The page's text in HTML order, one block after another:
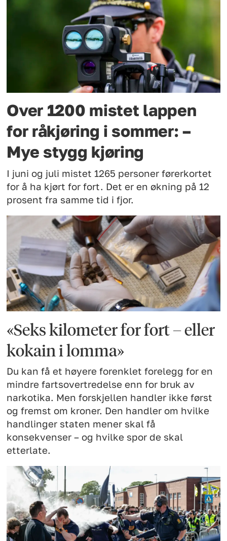
Over 1200 mistet lappen
for råkjøring i sommer: –
Mye stygg kjøring
I juni og juli mistet 1265 personer førerkortet
for å ha kjørt for fort. Det er en økning på 12
prosent fra samme tid i fjor.
«Seks kilometer for fort – eller
kokain i lomma»
Du kan få et høyere forenklet forelegg for en
mindre fartsovertredelse enn for bruk av
narkotika. Men forskjellen handler ikke først
og fremst om kroner. Den handler om hvilke
handlinger staten mener skal få
konsekvenser – og hvilke spor de skal
etterlate.